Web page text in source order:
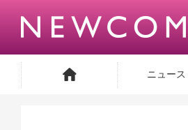
ニュース